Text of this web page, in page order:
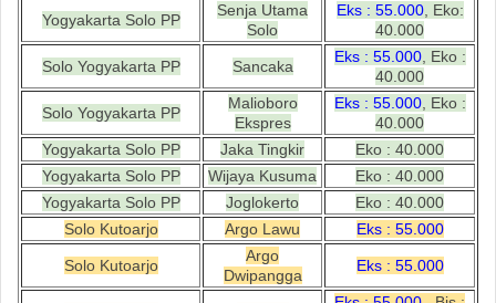
Yogyakarta Solo PP
Senja Utama
Solo
Eks : 55.000, Eko:
40.000
Solo Yogyakarta PP Sancaka
Eks : 55.000, Eko :
40.000
Solo Yogyakarta PP
Malioboro
Ekspres
Eks : 55.000, Eko :
40.000
Yogyakarta Solo PP
Jaka Tingkir
Eko : 40.000
Yogyakarta Solo PP
Wijaya Kusuma
Eko : 40.000
Yogyakarta Solo PP
Joglokerto
Eko : 40.000
Solo Kutoarjo
Argo Lawu Eks : 55.000
Solo Kutoarjo
Argo
Dwipangga
Eks : 55.000